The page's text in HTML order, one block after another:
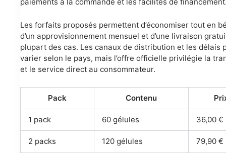
Les forfaits proposés permettent d’économiser tout en
d’un approvisionnement mensuel et d’une livraison
plupart des cas. Les canaux de distribution et les délais
varier selon le pays, mais l’offre officielle privilégie la
et le service direct au consommateur.
Pack Contenu
1 pack 60 gélules 36,00 €
2 packs 120 gélules 79,90 €